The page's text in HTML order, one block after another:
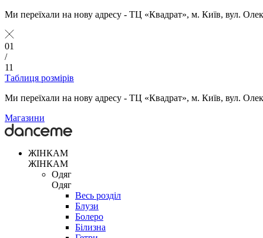
Ми переїхали на нову адресу - ТЦ «Квадрат», м. Київ, вул.
01
/
11
Таблиця розмірів
Ми переїхали на нову адресу - ТЦ «Квадрат», м. Київ, вул.
Магазини
ЖІНКАМ
ЖІНКАМ
Одяг
Одяг
Весь розділ
Блузи
Болеро
Білизна